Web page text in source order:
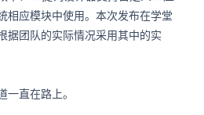
相应模块中使用。本次发布在学堂
据团队的实际情况采用其中的实
一直在路上。